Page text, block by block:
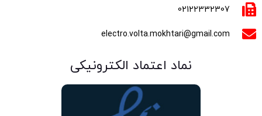
02122332307
electro.volta.mokhtari@gmail.com
نماد اعتماد الکترونیکی